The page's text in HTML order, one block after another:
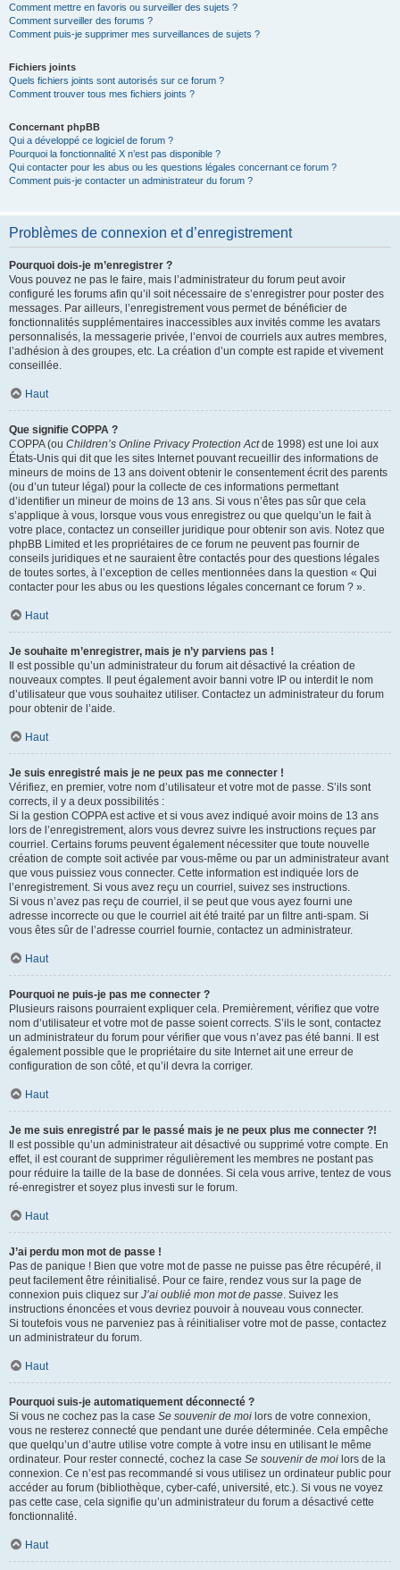
Comment mettre en favoris ou surveiller des sujets ?
Comment surveiller des forums ?
Comment puis-je supprimer mes surveillances de sujets ?
Fichiers joints
Quels fichiers joints sont autorisés sur ce forum ?
Comment trouver tous mes fichiers joints ?
Concernant phpBB
Qui a développé ce logiciel de forum ?
Pourquoi la fonctionnalité X n’est pas disponible ?
Qui contacter pour les abus ou les questions légales concernant ce forum ?
Comment puis-je contacter un administrateur du forum ?
Problèmes de connexion et d’enregistrement
Pourquoi dois-je m’enregistrer ?
Vous pouvez ne pas le faire, mais l’administrateur du forum peut avoir
configuré les forums afin qu’il soit nécessaire de s’enregistrer pour poster des
messages. Par ailleurs, l’enregistrement vous permet de bénéficier de
fonctionnalités supplémentaires inaccessibles aux invités comme les avatars
personnalisés, la messagerie privée, l’envoi de courriels aux autres membres,
l’adhésion à des groupes, etc. La création d’un compte est rapide et vivement
conseillée.
Haut
Que signifie COPPA ?
COPPA (ou Children’s Online Privacy Protection Actde 1998) est une loi aux
États-Unis qui dit que les sites Internet pouvant recueillir des informations de
mineurs de moins de 13 ans doivent obtenir le consentement écrit des parents
(ou d’un tuteur légal) pour la collecte de ces informations permettant
d’identifier un mineur de moins de 13 ans. Si vous n’êtes pas sûr que cela
s’applique à vous, lorsque vous vous enregistrez ou que quelqu’un le fait à
votre place, contactez un conseiller juridique pour obtenir son avis. Notez que
phpBB Limited et les propriétaires de ce forum ne peuvent pas fournir de
conseils juridiques et ne sauraient être contactés pour des questions légales
de toutes sortes, à l’exception de celles mentionnées dans la question « Qui
contacter pour les abus ou les questions légales concernant ce forum ? ».
Haut
Je souhaite m’enregistrer, mais je n’y parviens pas !
Il est possible qu’un administrateur du forum ait désactivé la création de
nouveaux comptes. Il peut également avoir banni votre IP ou interdit le nom
d’utilisateur que vous souhaitez utiliser. Contactez un administrateur du forum
pour obtenir de l’aide.
Haut
Je suis enregistré mais je ne peux pas me connecter !
Vérifiez, en premier, votre nom d’utilisateur et votre mot de passe. S’ils sont
corrects, il y a deux possibilités :
Si la gestion COPPA est active et si vous avez indiqué avoir moins de 13 ans
lors de l’enregistrement, alors vous devrez suivre les instructions reçues par
courriel. Certains forums peuvent également nécessiter que toute nouvelle
création de compte soit activée par vous-même ou par un administrateur avant
que vous puissiez vous connecter. Cette information est indiquée lors de
l’enregistrement. Si vous avez reçu un courriel, suivez ses instructions.
Si vous n’avez pas reçu de courriel, il se peut que vous ayez fourni une
adresse incorrecte ou que le courriel ait été traité par un filtre anti-spam. Si
vous êtes sûr de l’adresse courriel fournie, contactez un administrateur.
Haut
Pourquoi ne puis-je pas me connecter ?
Plusieurs raisons pourraient expliquer cela. Premièrement, vérifiez que votre
nom d’utilisateur et votre mot de passe soient corrects. S’ils le sont, contactez
un administrateur du forum pour vérifier que vous n’avez pas été banni. Il est
également possible que le propriétaire du site Internet ait une erreur de
configuration de son côté, et qu’il devra la corriger.
Haut
Je me suis enregistré par le passé mais je ne peux plus me connecter ?!
Il est possible qu’un administrateur ait désactivé ou supprimé votre compte. En
effet, il est courant de supprimer régulièrement les membres ne postant pas
pour réduire la taille de la base de données. Si cela vous arrive, tentez de vous
ré-enregistrer et soyez plus investi sur le forum.
Haut
J’ai perdu mon mot de passe !
Pas de panique ! Bien que votre mot de passe ne puisse pas être récupéré, il
peut facilement être réinitialisé. Pour ce faire, rendez vous sur la page de
connexion puis cliquez sur J’ai oublié mon mot de passe. Suivez les
instructions énoncées et vous devriez pouvoir à nouveau vous connecter.
Si toutefois vous ne parveniez pas à réinitialiser votre mot de passe, contactez
un administrateur du forum.
Haut
Pourquoi suis-je automatiquement déconnecté ?
Si vous ne cochez pas la case Se souvenir de moi lors de votre connexion,
vous ne resterez connecté que pendant une durée déterminée. Cela empêche
que quelqu’un d’autre utilise votre compte à votre insu en utilisant le même
ordinateur. Pour rester connecté, cochez la case Se souvenir de moi lors de la
connexion. Ce n’est pas recommandé si vous utilisez un ordinateur public pour
accéder au forum (bibliothèque, cyber-café, université, etc.). Si vous ne voyez
pas cette case, cela signifie qu’un administrateur du forum a désactivé cette
fonctionnalité.
Haut